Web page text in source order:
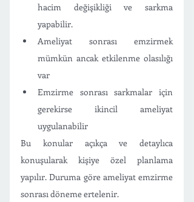
hacim değişikliği ve sarkma
yapabilir.
Ameliyat sonrası emzirmek
mümkün ancak etkilenme olasılığı
var
Emzirme sonrası sarkmalar için
gerekirse ikincil ameliyat
uygulanabilir
Bu konular açıkça ve detaylıca
konuşularak kişiye özel planlama
yapılır. Duruma göre ameliyat emzirme
sonrası döneme ertelenir.